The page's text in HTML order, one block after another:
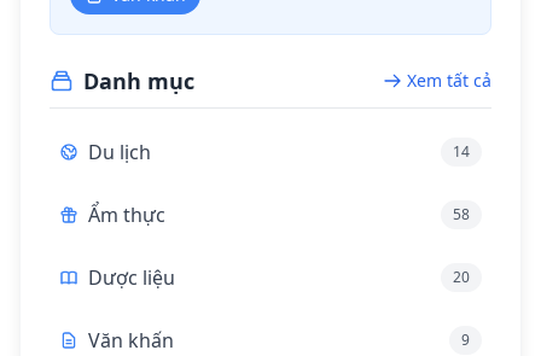
Danh mục Xem tất cả
Du lịch 14
Ẩm thực 58
Dược liệu 20
Văn khấn 9